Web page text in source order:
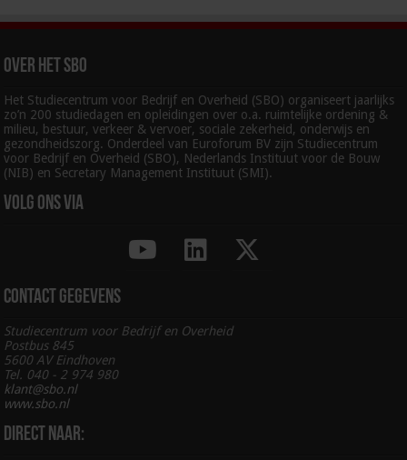
Over het SBO
Het Studiecentrum voor Bedrijf en Overheid (SBO) organiseert jaarlijks
zo’n 200 studiedagen en opleidingen over o.a. ruimtelijke ordening &
milieu, bestuur, verkeer & vervoer, sociale zekerheid, onderwijs en
gezondheidszorg. Onderdeel van Euroforum BV zijn Studiecentrum
voor Bedrijf en Overheid (SBO), Nederlands Instituut voor de Bouw
(NIB) en Secretary Management Instituut (SMI).
Volg ons via
Contact gegevens
Studiecentrum voor Bedrijf en Overheid
Postbus 845
5600 AV Eindhoven
Tel. 040 - 2 974 980
klant@sbo.nl
www.sbo.nl
Direct naar: